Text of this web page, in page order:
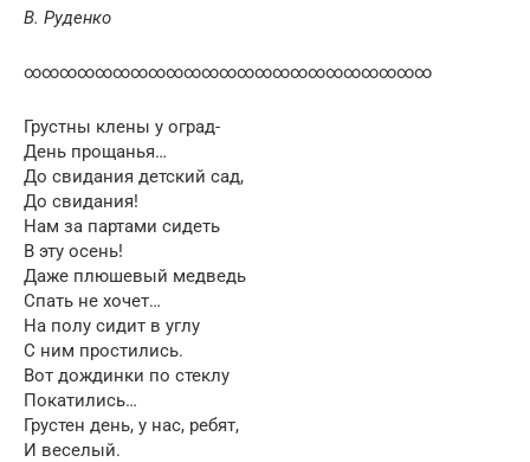
В. Руденко
∞∞∞∞∞∞∞∞∞∞∞∞∞∞∞∞∞∞∞∞∞∞∞
Грустны клены у оград-
День прощанья…
До свидания детский сад,
До свидания!
Нам за партами сидеть
В эту осень!
Даже плюшевый медведь
Спать не хочет…
На полу сидит в углу
С ним простились.
Вот дождинки по стеклу
Покатились…
Грустен день, у нас, ребят,
И веселый.